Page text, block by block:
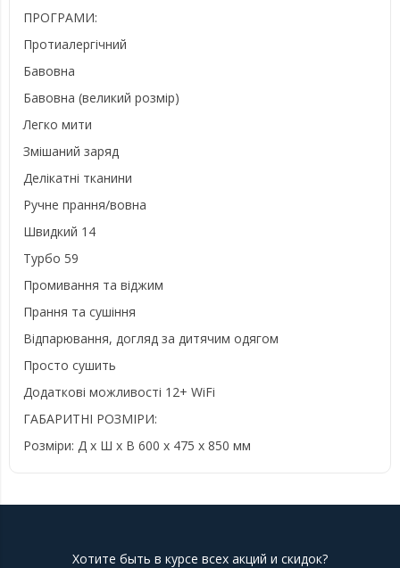
ПРОГРАМИ:
Протиалергічний
Бавовна
Бавовна (великий розмір)
Легко мити
Змішаний заряд
Делікатні тканини
Ручне прання/вовна
Швидкий 14
Турбо 59
Промивання та віджим
Прання та сушіння
Відпарювання, догляд за дитячим одягом
Просто сушить
Додаткові можливості 12+ WiFi
ГАБАРИТНІ РОЗМІРИ:
Розміри: Д х Ш х В 600 х 475 х 850 мм
Хотите быть в курсе всех акций и скидок?